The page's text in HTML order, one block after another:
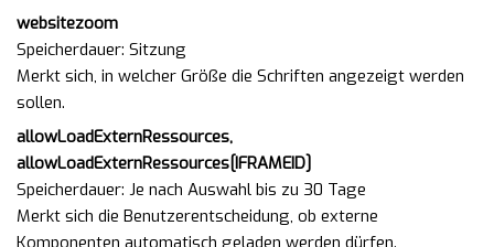
websitezoom
Speicherdauer Sitzung
Merkt sich, in welcher Größe die Schriften angezeigt werden
sollen.
allowLoadExternRessources,
allowLoadExternRessources[IFRAMEID]
Speicherdauer Je nach Auswahl bis zu 30 Tage
Merkt sich die Benutzerentscheidung, ob externe
Komponenten automatisch geladen werden dürfen.